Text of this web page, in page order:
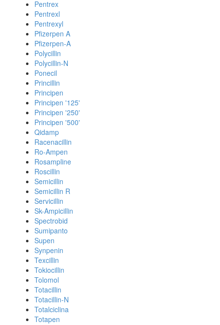
Pentrex
Pentrexl
Pentrexyl
Pfizerpen A
Pfizerpen-A
Polycillin
Polycillin-N
Ponecil
Princillin
Principen
Principen '125'
Principen '250'
Principen '500'
Qidamp
Racenacillin
Ro-Ampen
Rosampline
Roscillin
Semicillin
Semicillin R
Servicillin
Sk-Ampicillin
Spectrobid
Sumipanto
Supen
Synpenin
Texcillin
Tokiocillin
Tolomol
Totacillin
Totacillin-N
Totalciclina
Totapen